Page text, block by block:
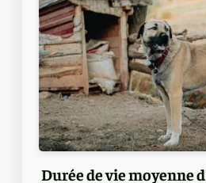
Durée de vie moyenne